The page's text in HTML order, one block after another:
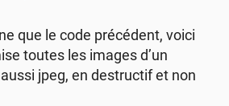
que le code précédent, voici
toutes les images d’un
jpeg, en destructif et non